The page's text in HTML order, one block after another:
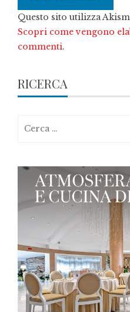
Questo sito utilizza
Scopri come vengono
commenti.
RICERCA